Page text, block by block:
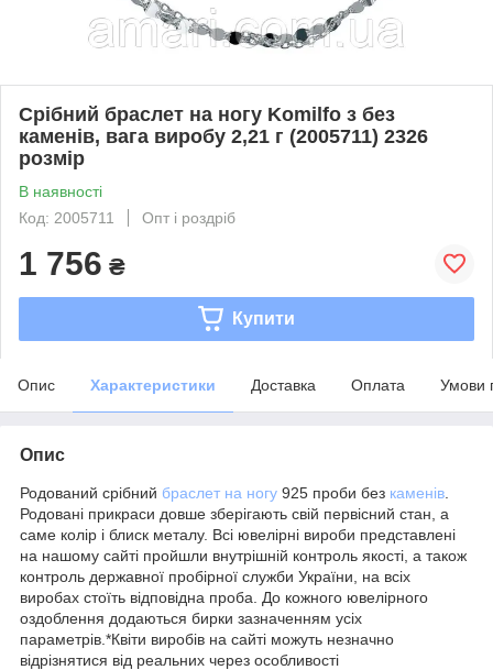
Срібний браслет на ногу Komilfo з без
каменів, вага виробу 2,21 г (2005711) 2326
розмір
В наявності
Код: 2005711
Опт і роздріб
1 756 ₴
Купити
Опис Характеристики Доставка Оплата Умови
Опис
Родований срібний браслет на ногу 925 проби без каменів
Родовані прикраси довше зберігають свій первісний стан, а
саме колір і блиск металу. Всі ювелірні вироби представлені
на нашому сайті пройшли внутрішній контроль якості, а також
контроль державної пробірної служби України, на всіх
виробах стоїть відповідна проба. До кожного ювелірного
оздоблення додаються бирки зазначенням усіх
параметрів.*Квіти виробів на сайті можуть незначно
відрізнятися від реальних через особливості